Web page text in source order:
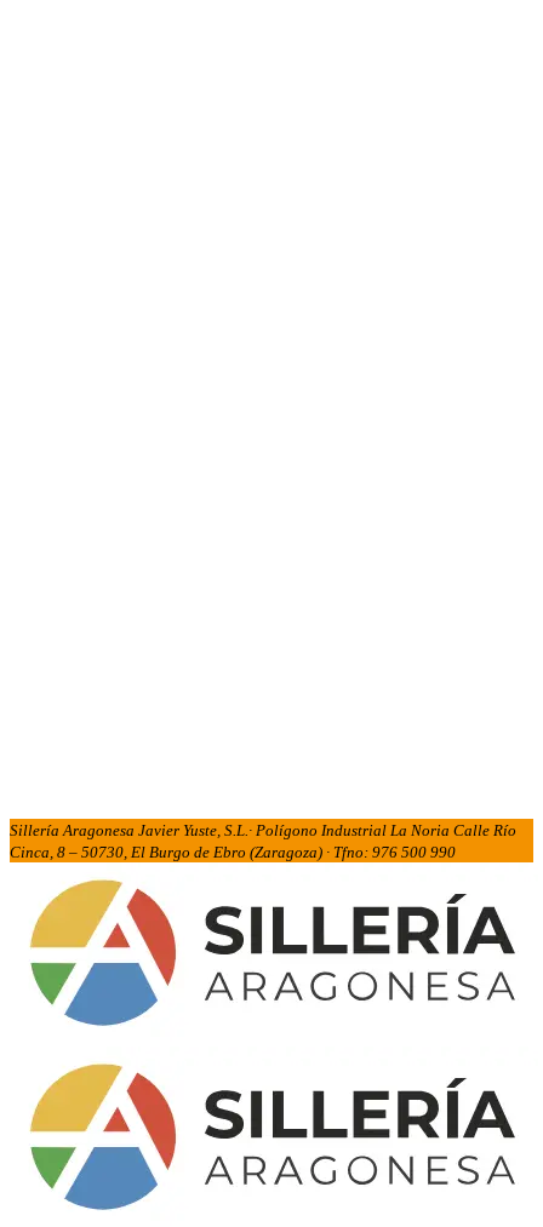
Sillería Aragonesa Javier Yuste, S.L.· Polígono Industrial La Noria Calle Río
Cinca, 8 – 50730, El Burgo de Ebro (Zaragoza) · Tfno: 976 500 990